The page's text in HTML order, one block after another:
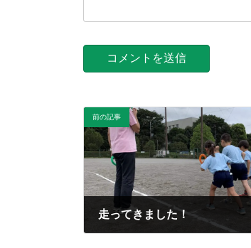
前の記事
走ってきました！